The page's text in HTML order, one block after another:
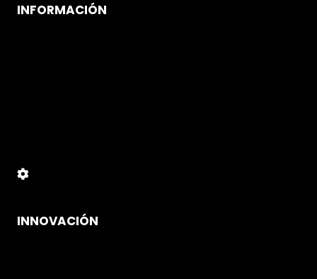
INFORMACIÓN
INNOVACIÓN